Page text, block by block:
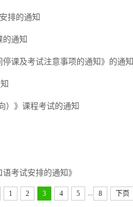
排的通知
通知
课及考试注意事项的通知》的通知
）》课程考试的通知
考试安排的通知》
1 2 3 4 5 8 下页